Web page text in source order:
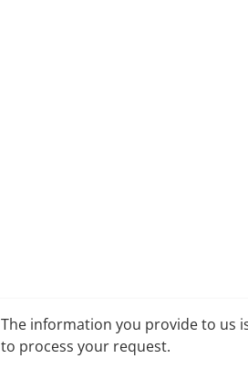
The information you provide to us
to process your request.